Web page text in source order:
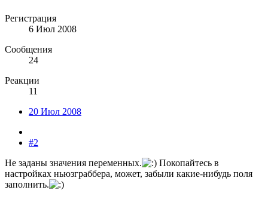
Регистрация
6 Июл 2008
Сообщения
24
Реакции
11
20 Июл 2008
#2
Не заданы значения переменных.
Покопайтесь в
настройках ньюзграббера, может, забыли какие-нибудь поля
заполнить.